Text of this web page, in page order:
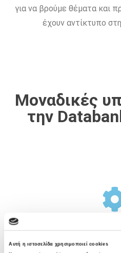
Αυτή η ιστοσελίδα χρησιμοποιεί cookies
για να βρούμε θέματα και
έχουν αντίκτυπο
Μοναδικές
την
Η Databank Solutions